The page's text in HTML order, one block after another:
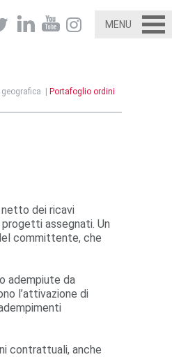
MENU
Portafoglio ordini
dei ricavi
assegnati. Un
committente, che
adempiute da
l’attivazione di
contrattuali, anche